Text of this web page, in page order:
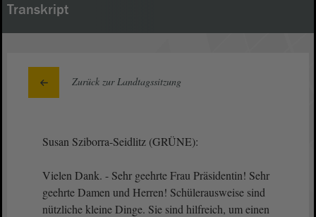
Transkript
Zurück zur Landtagssitzung
Susan Sziborra-Seidlitz (GRÜNE):
Vielen Dank. - Sehr geehrte Frau Präsidentin! Sehr
geehrte Damen und Herren! Schülerausweise sind
nützliche kleine Dinge. Sie sind hilfreich, um einen